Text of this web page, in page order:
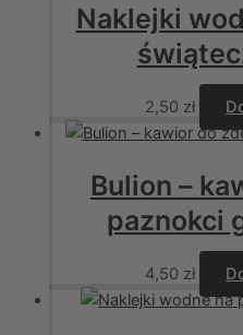
Naklejki
2,50 zł
Bulion –
paznokci
4,50 zł